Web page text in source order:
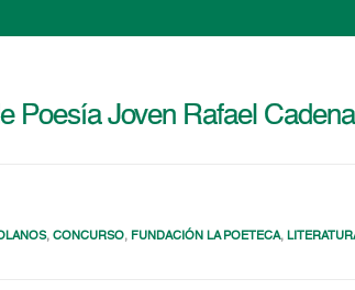
Poesía Joven Rafael
,CONCURSO, FUNDACIÓN LA POETECA,